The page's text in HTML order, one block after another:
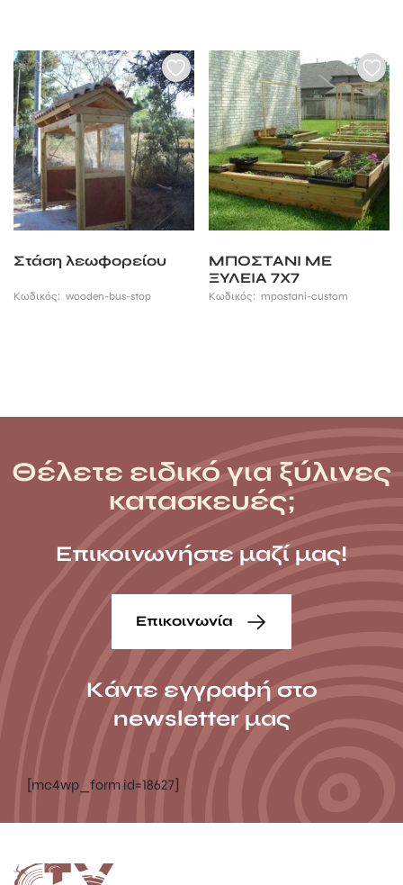
Στάση λεωφορείου
Κωδικός: wooden-bus-stop
ΜΠΟΣΤΑΝΙ ΜΕ
ΞΥΛΕΙΑ 7Χ7
Κωδικός:mpostani-custom
Θέλετε ειδικό για ξύλινες
κατασκευές;
Επικοινωνήστε μαζί μας!
Επικοινωνία
Κάντε εγγραφή στο
newsletter μας
[mc4wp_form id=18627]